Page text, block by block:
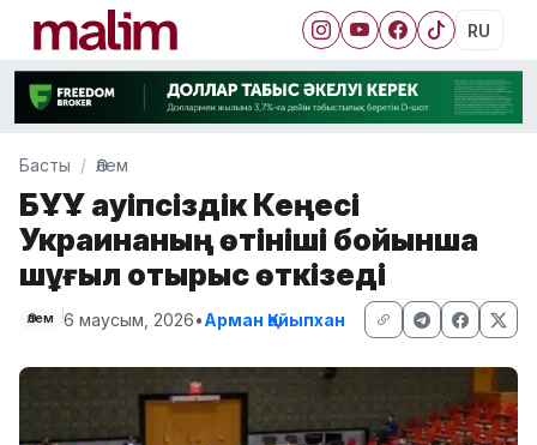
RU
Басты Әлем
БҰҰ Қауіпсіздік Кеңесі
Украинаның өтініші бойынша
шұғыл отырыс өткізеді
Әлем 6 маусым, 2026•Арман Қайыпхан